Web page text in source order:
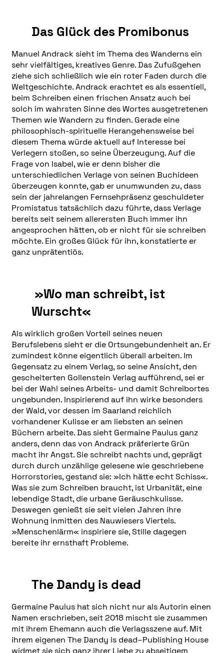
Das Glück des Promibonus
Manuel Andrack sieht im Thema des Wanderns ein
sehr vielfältiges, kreatives Genre. Das Zufußgehen
ziehe sich schließlich wie ein roter Faden durch die
Weltgeschichte. Andrack erachtet es als essentiell,
beim Schreiben einen frischen Ansatz auch bei
solch im wahrsten Sinne des Wortes ausgetretenen
Themen wie Wandern zu finden. Gerade eine
philosophisch-spirituelle Herangehensweise bei
diesem Thema würde aktuell auf Interesse bei
Verlegern stoßen, so seine Überzeugung. Auf die
Frage von Isabel, wie er denn bisher die
unterschiedlichen Verlage von seinen Buchideen
überzeugen konnte, gab er unumwunden zu, dass
sein der jahrelangen Fernsehpräsenz geschuldeter
Promistatus tatsächlich dazu führte, dass Verlage
bereits seit seinem allerersten Buch immer ihn
angesprochen hätten, ob er nicht für sie schreiben
möchte. Ein großes Glück für ihn, konstatierte er
ganz unprätentiös.
»Wo man schreibt, ist
Wurscht«
Als wirklich großen Vorteil seines neuen
Berufslebens sieht er die Ortsungebundenheit an. Er
zumindest könne eigentlich überall arbeiten. Im
Gegensatz zu einem Verlag, so seine Ansicht, den
gescheiterten Gollenstein Verlag aufführend, sei er
bei der Wahl seines Arbeits- und damit Schreibortes
ungebunden. Inspirierend auf ihn wirke besonders
der Wald, vor dessen im Saarland reichlich
vorhandener Kulisse er am liebsten an seinen
Büchern arbeite. Das sieht Germaine Paulus ganz
anders, denn das von Andrack präferierte Grün
macht ihr Angst. Sie schreibt nachts und, geprägt
durch durch unzählige gelesene wie geschriebene
Horrorstories, gestand sie: »Ich hätte echt Schiss«.
Was sie zum Schreiben braucht, ist Urbanität, eine
lebendige Stadt, die urbane Geräuschkulisse.
Deswegen genießt sie seit vielen Jahren ihre
Wohnung inmitten des Nauwiesers Viertels.
»Menschenlärm« inspiriere sie, Stille dagegen
bereite ihr ernsthaft Probleme.
The Dandy is dead
Germaine Paulus hat sich nicht nur als Autorin einen
Namen erschrieben, seit 2018 mischt sie zusammen
mit ihrem Ehemann auch die Verlagsszene auf. Mit
ihrem eigenen The Dandy is dead–Publishing House